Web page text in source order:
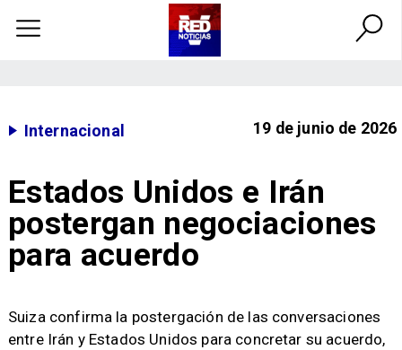
Internacional 19 de junio de 2026
Estados Unidos e Irán
postergan negociaciones
para acuerdo
Suiza confirma la postergación de las conversaciones
entre Irán y Estados Unidos para concretar su acuerdo,